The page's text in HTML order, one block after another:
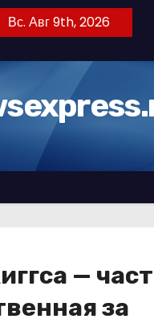
Вс. Авг 9th, 2026
—
за